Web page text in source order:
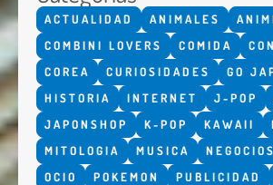
ACTUALIDAD ANIMALES
COMBINI LOVERS
COMIDA
COREA
CURIOSIDADES
GO
HISTORIA
INTERNET J-POP
JAPONSHOP
K-POP KAWAII
MITOLOGIA
MUSICA NEGOCIOS
OCIO
POKEMON PUBLICIDAD